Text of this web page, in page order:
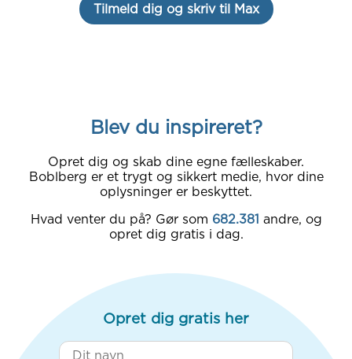
Tilmeld dig og skriv til Max
Blev du inspireret?
Opret dig og skab dine egne fælleskaber.
Boblberg er et trygt og sikkert medie, hvor dine
oplysninger er beskyttet.
Hvad venter du på? Gør som 682.381 andre, og
opret dig gratis i dag.
Opret dig gratis her